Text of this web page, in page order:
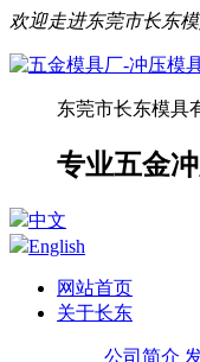
欢迎走进东莞市长东
东莞市长东模具
专业五金
中文
English
网站首页
关于长东
公司简介